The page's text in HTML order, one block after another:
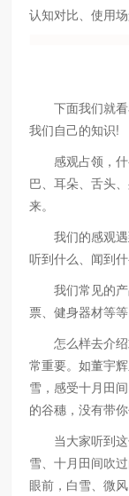
认知对比、使用场
下面我们就看
我们自己的知识!
感观占领，什
巴、耳朵、舌头
来。
我们的感观遇
听到什么、闻到
我们常见的产
票、健身器材等等
怎么样去介绍
常重要。如董宇
雪，感受十月田
的谷穗，没有带
当大家听到这
雪、十月田间吹
眼前，白雪、微